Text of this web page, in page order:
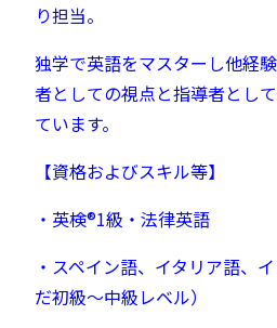
り担当。
独学で英語をマスターし他経
者としての視点と指導者とし
ています。
【資格およびスキル等】
・英検®︎1級・法律英語
・スペイン語、イタリア語、
だ初級～中級レベル）